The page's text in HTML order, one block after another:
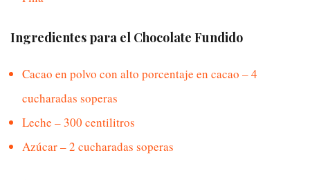
Ingredientes para el Chocolate Fundido
Cacao en polvo con alto porcentaje en cacao – 4
cucharadas soperas
Leche – 300 centilitros
Azúcar – 2 cucharadas soperas